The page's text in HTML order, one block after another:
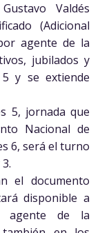
Valdés
(Adicional
agente de la
jubilados y
5 y se extiende
5, jornada que
Nacional de
6, será el turno
el documento
disponible a
agente de la